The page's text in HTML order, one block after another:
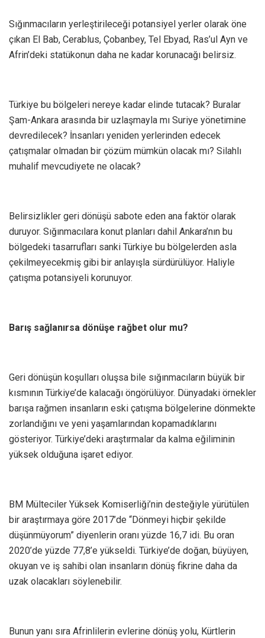
Sığınmacıların yerleştirileceği potansiyel yerler olarak öne
çıkan El Bab, Cerablus, Çobanbey, Tel Ebyad, Ras’ul Ayn ve
Afrin’deki statükonun daha ne kadar korunacağı belirsiz.
Türkiye bu bölgeleri nereye kadar elinde tutacak? Buralar
Şam-Ankara arasında bir uzlaşmayla mı Suriye yönetimine
devredilecek? İnsanları yeniden yerlerinden edecek
çatışmalar olmadan bir çözüm mümkün olacak mı? Silahlı
muhalif mevcudiyete ne olacak?
Belirsizlikler geri dönüşü sabote eden ana faktör olarak
duruyor. Sığınmacılara konut planları dahil Ankara’nın bu
bölgedeki tasarrufları sanki Türkiye bu bölgelerden asla
çekilmeyecekmiş gibi bir anlayışla sürdürülüyor. Haliyle
çatışma potansiyeli korunuyor.
Barış sağlanırsa dönüşe rağbet olur mu?
Geri dönüşün koşulları oluşsa bile sığınmacıların büyük bir
kısmının Türkiye’de kalacağı öngörülüyor. Dünyadaki örnekler
barışa rağmen insanların eski çatışma bölgelerine dönmekte
zorlandığını ve yeni yaşamlarından kopamadıklarını
gösteriyor. Türkiye’deki araştırmalar da kalma eğiliminin
yüksek olduğuna işaret ediyor.
BM Mülteciler Yüksek Komiserliği’nin desteğiyle yürütülen
bir araştırmaya göre 2017’de “Dönmeyi hiçbir şekilde
düşünmüyorum” diyenlerin oranı yüzde 16,7 idi. Bu oran
2020’de yüzde 77,8’e yükseldi. Türkiye’de doğan, büyüyen,
okuyan ve iş sahibi olan insanların dönüş fikrine daha da
uzak olacakları söylenebilir.
Bunun yanı sıra Afrinlilerin evlerine dönüş yolu, Kürtlerin